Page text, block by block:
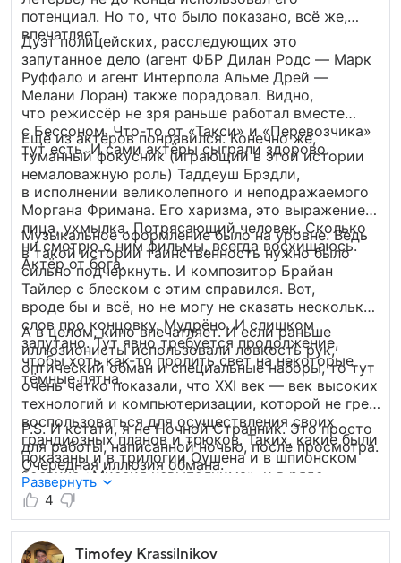
потенциал. Но то, что было показано, всё же,
впечатляет.
Дуэт полицейских, расследующих это
запутанное дело (агент ФБР Дилан Родс — Марк
Руффало и агент Интерпола Альме Дрей —
Мелани Лоран) также порадовал. Видно,
что режиссёр не зря раньше работал вместе
с Бессоном. Что-то от «Такси» и «Перевозчика»
тут есть. И сами актёры сыграли здорово.
Ещё из актёров понравился. Конечно же,
туманный фокусник (играющий в этой истории
немаловажную роль) Таддеуш Брэдли,
в исполнении великолепного и неподражаемого
Моргана Фримана. Его харизма, это выражение
лица, ухмылка. Потрясающий человек. Сколько
ни смотрю с ним фильмы, всегда восхищаюсь.
Актёр от бога.
Музыкальное оформление было на уровне. Ведь
в такой истории таинственность нужно было
сильно подчеркнуть. И композитор Брайан
Тайлер с блеском с этим справился. Вот,
вроде бы и всё, но не могу не сказать несколько
слов про концовку. Мудрёно. И слишком
запутано. Тут явно требуется продолжение,
чтобы хоть как-то пролить свет на некоторые
тёмные пятна.
А в целом, кино впечатляет. И если раньше
иллюзионисты использовали ловкость рук,
оптический обман и специальные наборы, то тут
очень чётко показали, что XXI век — век высоких
технологий и компьютеризации, которой не грех
воспользоваться для осуществления своих
грандиозных планов и трюков. Таких, какие были
показаны и в трилогии Оушена и в шпионском
боевике «Миссия невыполнима», и в ряде
других. Но в этом фильме — с элементами
магии, обмана, иллюзии. Ведь, чем больше вы
видите, тем меньше понимаете. А они — на шаг
впереди. Всегда. На этом всё. 8 из 10.
P.S. И кстати, я не Ночной Странник. Это просто
для работы, написанной ночью, после просмотра.
Очередная иллюзия обмана.
Развернуть
4
Timofey Krassilnikov